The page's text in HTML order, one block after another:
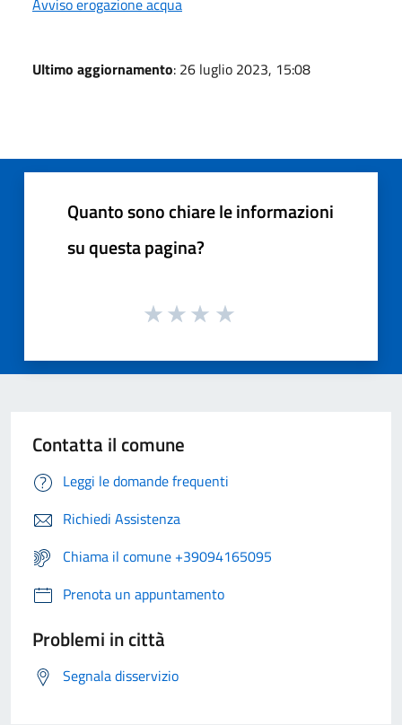
Ultimo aggiornamento: 26 luglio 2023, 15:08
Quanto sono chiare le informazioni
su questa pagina?
Contatta il comune
Leggi le domande frequenti
Richiedi Assistenza
Chiama il comune +39094165095
Prenota un appuntamento
Problemi in città
Segnala disservizio